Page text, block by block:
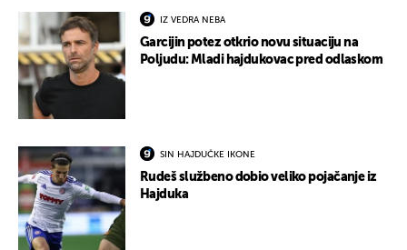
IZ VEDRA NEBA
Garcijin potez otkrio novu situaciju na
Poljudu: Mladi hajdukovac pred odlaskom
SIN HAJDUČKE IKONE
Rudeš službeno dobio veliko pojačanje iz
Hajduka